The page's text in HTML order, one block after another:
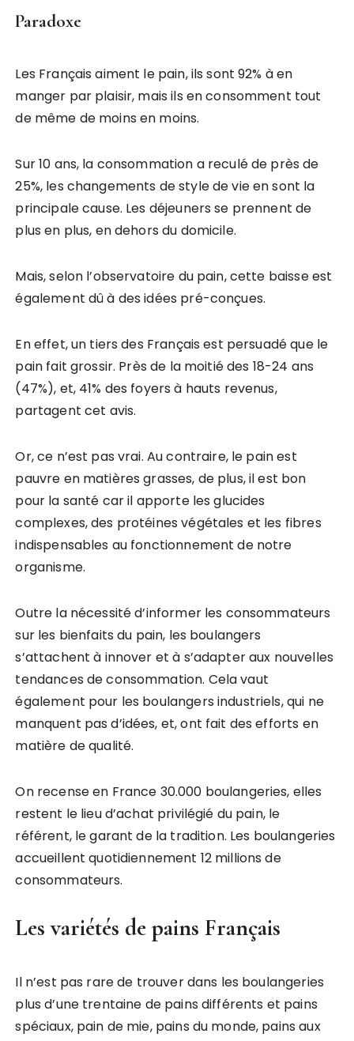
Paradoxe
Les Français aiment le pain, ils sont 92% à en
manger par plaisir, mais ils en consomment tout
de même de moins en moins.
Sur 10 ans, la consommation a reculé de près de
25%, les changements de style de vie en sont la
principale cause. Les déjeuners se prennent de
plus en plus, en dehors du domicile.
Mais, selon l’observatoire du pain, cette baisse est
également dû à des idées pré-conçues.
En effet, un tiers des Français est persuadé que le
pain fait grossir. Près de la moitié des 18-24 ans
(47%), et, 41% des foyers à hauts revenus,
partagent cet avis.
Or, ce n’est pas vrai. Au contraire, le pain est
pauvre en matières grasses, de plus, il est bon
pour la santé car il apporte les glucides
complexes, des protéines végétales et les fibres
indispensables au fonctionnement de notre
organisme.
Outre la nécessité d’informer les consommateurs
sur les bienfaits du pain, les boulangers
s’attachent à innover et à s’adapter aux nouvelles
tendances de consommation. Cela vaut
également pour les boulangers industriels, qui ne
manquent pas d’idées, et, ont fait des efforts en
matière de qualité.
On recense en France 30.000 boulangeries, elles
restent le lieu d’achat privilégié du pain, le
référent, le garant de la tradition. Les boulangeries
accueillent quotidiennement 12 millions de
consommateurs.
Les variétés de pains Français
Il n’est pas rare de trouver dans les boulangeries
plus d’une trentaine de pains différents et pains
spéciaux, pain de mie, pains du monde, pains aux